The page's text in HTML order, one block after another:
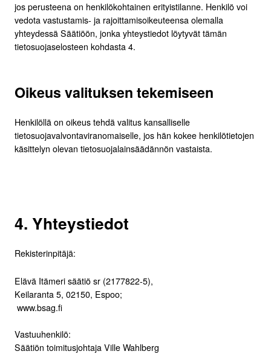
jos perusteena on henkilökohtainen erityistilanne. Henkilö voi
vedota vastustamis- ja rajoittamisoikeuteensa olemalla
yhteydessä Säätiöön, jonka yhteystiedot löytyvät tämän
tietosuojaselosteen kohdasta 4.
Oikeus valituksen tekemiseen
Henkilöllä on oikeus tehdä valitus kansalliselle
tietosuojavalvontaviranomaiselle, jos hän kokee henkilötietojen
käsittelyn olevan tietosuojalainsäädännön vastaista.
4. Yhteystiedot
Rekisterinpitäjä:
Elävä Itämeri säätiö sr (2177822-5),
Keilaranta 5, 02150, Espoo;
www.bsag.fi
Vastuuhenkilö:
Säätiön toimitusjohtaja Ville Wahlberg